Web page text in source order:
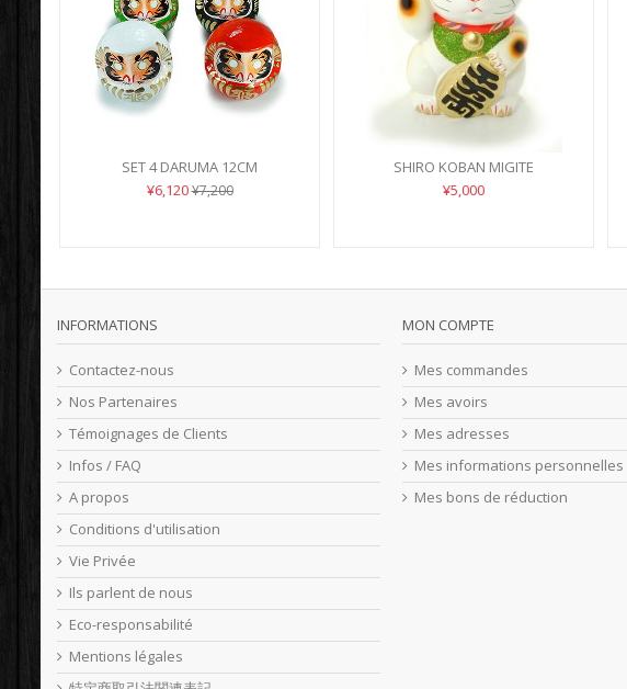
SET 4 DARUMA 12CM
¥6,120¥7,200
SHIRO KOBAN MIGITE
¥5,000
INFORMATIONS
Contactez-nous
Nos Partenaires
Témoignages de Clients
Infos / FAQ
A propos
Conditions d'utilisation
Vie Privée
Ils parlent de nous
Eco-responsabilité
Mentions légales
MON COMPTE
Mes commandes
Mes avoirs
Mes adresses
Mes informations personnelles
Mes bons de réduction